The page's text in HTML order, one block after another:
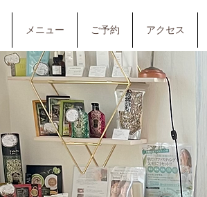
メニュー ご予約 アクセス